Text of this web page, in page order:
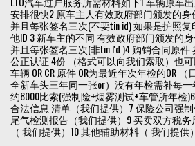
安排很快2 原车主人有效政府部门颁发的
并且每张签名三次(不要tin id) 如果是护照
他ID 3 新车主的不同 有效政府部门颁发的
并且每张签名三次(非tin I'd )4 购销合同原
公正认证 4份 （格式可以向我们索取）也
车辆 OR CR 原件 OR为最近年次年检的OR
全新车头三年同一张or）没有年检需补每
约8000比索(强制险+烟雾测试+车管所年检
合法信息 清单（我们提供）7 保险公司强
尾气检测报告（我们提供）9 买卖双方税
（ 我们提供）10 其他辅助材料（ 我们提供）